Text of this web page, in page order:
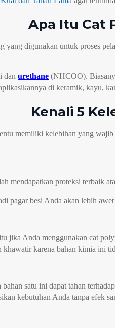
Apa Itu Cat
digunakan untuk proses
dan urethane (NHCOO).
di keramik, kayu,
Kenali 5
memiliki kelebihan yang
mendapatkan proteksi terbaik
pagar besi Anda akan lebih
jika Anda menggunakan cat
karena bahan kimia ini
satu ini dapat tahan
kebutuhan Anda tanpa efek